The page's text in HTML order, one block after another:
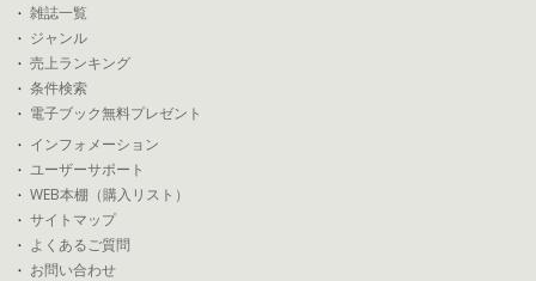
雑誌一覧
ジャンル
売上ランキング
条件検索
電子ブック無料プレゼント
インフォメーション
ユーザーサポート
WEB本棚（購入リスト）
サイトマップ
よくあるご質問
お問い合わせ